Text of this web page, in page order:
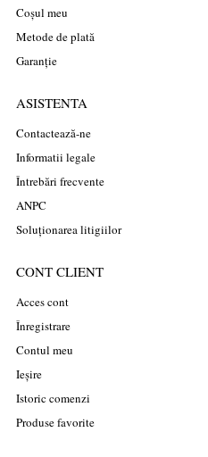
Coșul meu
Metode de plată
Garanție
ASISTENTA
Contactează-ne
Informatii legale
Întrebări frecvente
ANPC
Soluționarea litigiilor
CONT CLIENT
Acces cont
Înregistrare
Contul meu
Ieșire
Istoric comenzi
Produse favorite